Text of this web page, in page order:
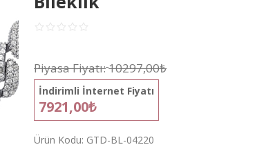
Piyasa Fiyatı:10297,00₺
İndirimli İnternet Fiyatı
7921,00₺
Ürün Kodu: GTD-BL-04220